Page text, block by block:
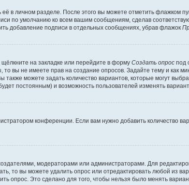
в личном разделе. После этого вы можете отметить флажком
по умолчанию ко всем вашим сообщениям, сделав
добавление подписи в отдельных сообщениях, убрав флажок
на закладке или перейдите в форму Создать опрос под
вы не имеете прав на создание опросов. Задайте тему и как
также можете задать количество вариантов, которые могут
постоянным) и возможность пользователей изменять
конференции. Если вам нужно добавить количество
модераторами или администраторами. Для
то вы можете удалить опрос или отредактировать любой из
опрос. Это сделано для того, чтобы нельзя было менять